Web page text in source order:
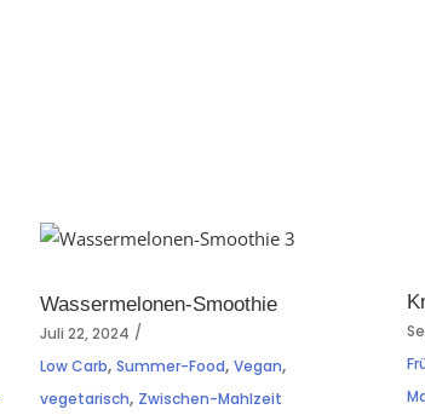
Wassermelonen-Smoothie
Juli 22, 2024
Low Carb,Summer-Food,Vegan,
vegetarisch, Zwischen-Mahlzeit